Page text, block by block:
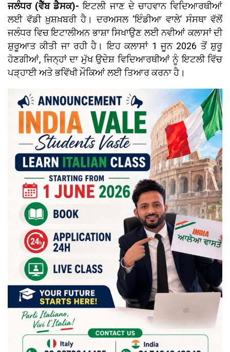
ਜਲੰਧਰ (ਵੈੱਬ ਡੈਸਕ)-ਇਟਲੀ ਜਾਣ ਦੇ ਚਾਹਵਾਨ ਵਿਦਿਆਰਥੀਆਂ
ਲਈ ਵੱਡੀ ਖ਼ੁਸ਼ਖ਼ਬਰੀ ਹੈ। ਦਰਅਸਲ ‘ਇੰਡੀਆ ਵਾਲੇ’ ਸੰਸਥਾ ਵੱਲੋਂ
ਜਲੰਧਰ ਵਿਚ ਇਟਾਲੀਅਨ ਭਾਸ਼ਾ ਸਿਖਾਉਣ ਲਈ ਨਵੀਆਂ ਕਲਾਸਾਂ ਦੀ
ਸ਼ੁਰੂਆਤ ਕੀਤੀ ਜਾ ਰਹੀ ਹੈ। ਇਹ ਕਲਾਸਾਂ 1 ਜੂਨ 2026 ਤੋਂ ਸ਼ੁਰੂ
ਹੋਣਗੀਆਂ, ਜਿਨ੍ਹਾਂ ਦਾ ਮੁੱਖ ਉਦੇਸ਼ ਵਿਦਿਆਰਥੀਆਂ ਨੂੰ ਇਟਲੀ ਵਿੱਚ
ਪੜ੍ਹਾਈ ਅਤੇ ਭਵਿੱਖੀ ਮੌਕਿਆਂ ਲਈ ਤਿਆਰ ਕਰਨਾ ਹੈ।